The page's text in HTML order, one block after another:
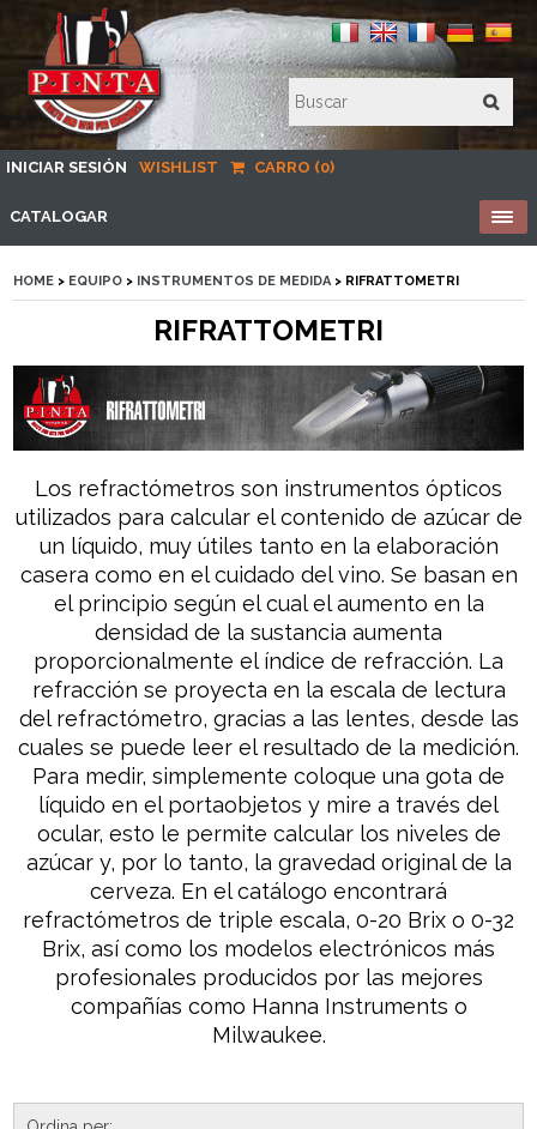
INICIAR SESIÓN WISHLIST CARRO (0)
CATALOGAR
HOME > EQUIPO > INSTRUMENTOS DE MEDIDA> RIFRATTOMETRI
RIFRATTOMETRI
Los refractómetros son instrumentos ópticos
utilizados para calcular el contenido de azúcar de
un líquido, muy útiles tanto en la elaboración
casera como en el cuidado del vino. Se basan en
el principio según el cual el aumento en la
densidad de la sustancia aumenta
proporcionalmente el índice de refracción. La
refracción se proyecta en la escala de lectura
del refractómetro, gracias a las lentes, desde las
cuales se puede leer el resultado de la medición.
Para medir, simplemente coloque una gota de
líquido en el portaobjetos y mire a través del
ocular, esto le permite calcular los niveles de
azúcar y, por lo tanto, la gravedad original de la
cerveza. En el catálogo encontrará
refractómetros de triple escala, 0-20 Brix o 0-32
Brix, así como los modelos electrónicos más
profesionales producidos por las mejores
compañías como Hanna Instruments o
Milwaukee.